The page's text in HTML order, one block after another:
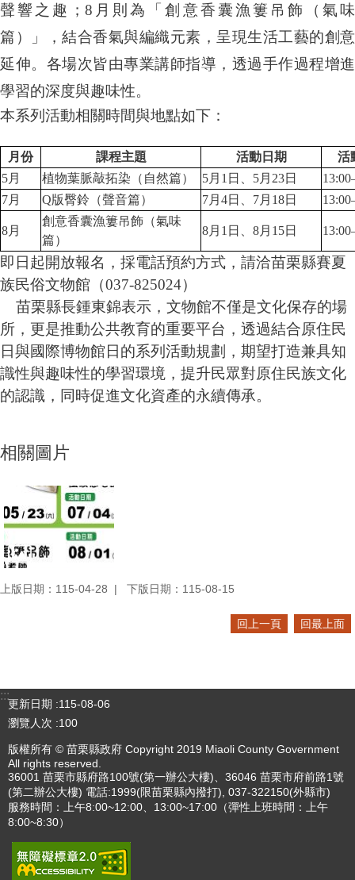
聲響之趣；8 月則為「創意香囊漁簍吊飾（氣味
篇）」，結合香氣與編織元素，呈現生活工藝的創意
延伸。各場次皆由專業講師指導，透過手作過程增進
學習的深度與趣味性。
本系列活動相關時間與地點如下：
月份 課程主題 活動日期
活
5月 植物葉脈敲拓染（自然篇） 5月 1 日、 5月 23日
7月 Q版臀鈴（聲音篇） 7月 4日、 7月 18日
8月
創意香囊漁簍吊飾（氣味
篇）
8月 1 日、 8月 15日
即日起開放報名，採電話預約方式，請洽苗栗縣賽夏
族民俗文物館（037-825024）
苗栗縣長鍾東錦表示，文物館不僅是文化保存的場
所，更是推動公共教育的重要平台，透過結合原住民
日與國際博物館日的系列活動規劃，期望打造兼具知
識性與趣味性的學習環境，提升民眾對原住民族文化
的認識，同時促進文化資產的永續傳承。
相關圖片
上版日期：115-04-28 下版日期：115-08-15
回上一頁 回最上面
:::
更新日期
115-08-06
瀏覽人次
100
版權所有 © 苗栗縣政府 Copyright 2019 Miaoli County Government
All rights reserved.
36001 苗栗市縣府路100號(第一辦公大樓)、36046 苗栗市府前路1號
(第二辦公大樓) 電話:1999(限苗栗縣內撥打), 037-322150(外縣市)
服務時間：上午8:00~12:00、13:00~17:00（彈性上班時間：上午
8:00~8:30）